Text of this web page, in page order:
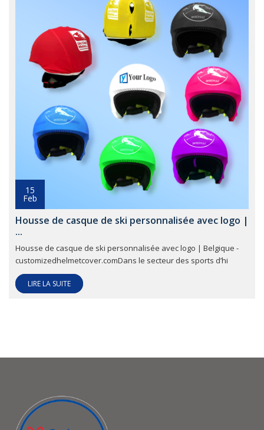
15
Feb
Housse de casque de ski personnalisée avec logo |
...
Housse de casque de ski personnalisée avec logo | Belgique -
customizedhelmetcover.comDans le secteur des sports d’hi
LIRE LA SUITE